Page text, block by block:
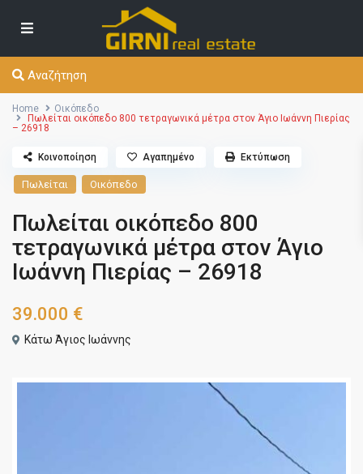
Αναζήτηση
Home
Οικόπεδο
Πωλείται οικόπεδο 800 τετραγωνικά μέτρα στον Άγιο Ιωάννη Πιερίας
– 26918
Πωλείται Οικόπεδο
Πωλείται οικόπεδο 800
τετραγωνικά μέτρα στον Άγιο
Ιωάννη Πιερίας – 26918
39.000 €
Κάτω Άγιος Ιωάννης
Κοινοποίηση Αγαπημένο Εκτύπωση